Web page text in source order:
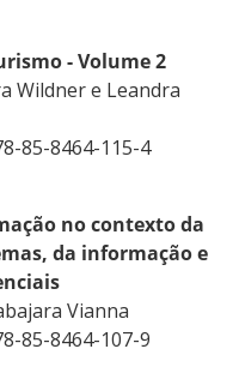
- Volume 2
Wildner e Leandra
85-8464-115-4
no contexto da
da informação e
Vianna
85-8464-107-9